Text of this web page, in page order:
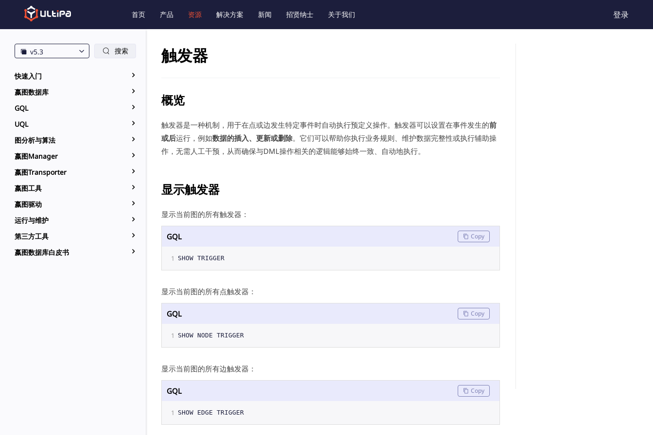
首页 产品 资源 解决方案 新闻 招贤纳士 关于我们 登录
v5.3 搜索
快速入门
嬴图数据库
GQL
UQL
图分析与算法
嬴图Manager
嬴图Transporter
嬴图工具
嬴图驱动
运行与维护
第三方工具
嬴图数据库白皮书
触发器
概览
触发器是一种机制，用于在点或边发生特定事件时自动执行预定义操作。触发器可以设置在事件发生的前
或后运行，例如数据的插入、更新或删除。它们可以帮助你执行业务规则、维护数据完整性或执行辅助操
作，无需人工干预，从而确保与DML操作相关的逻辑能够始终一致、自动地执行。
显示触发器
显示当前图的所有触发器：
GQL Copy
1 SHOW TRIGGER
显示当前图的所有点触发器：
GQL Copy
1 SHOW NODE TRIGGER
显示当前图的所有边触发器：
GQL Copy
1 SHOW EDGE TRIGGER